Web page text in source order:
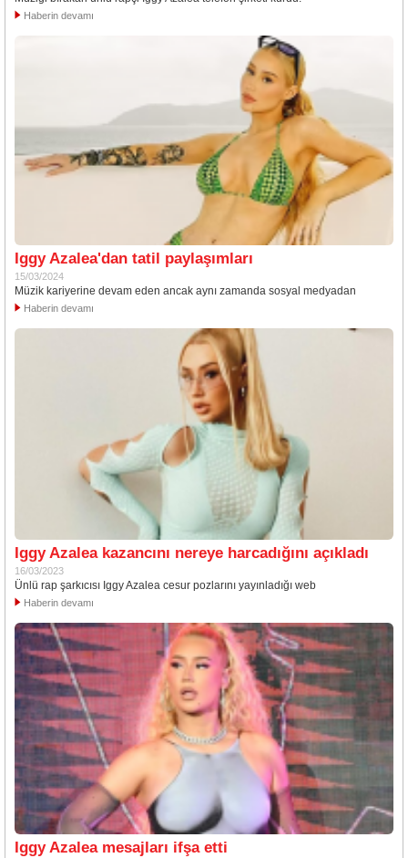
Haberin devamı
Iggy Azalea'dan tatil paylaşımları
15/03/2024
Müzik kariyerine devam eden ancak aynı zamanda sosyal medyadan
Haberin devamı
Iggy Azalea kazancını nereye harcadığını açıkladı
16/03/2023
Ünlü rap şarkıcısı Iggy Azalea cesur pozlarını yayınladığı web
Haberin devamı
Iggy Azalea mesajları ifşa etti